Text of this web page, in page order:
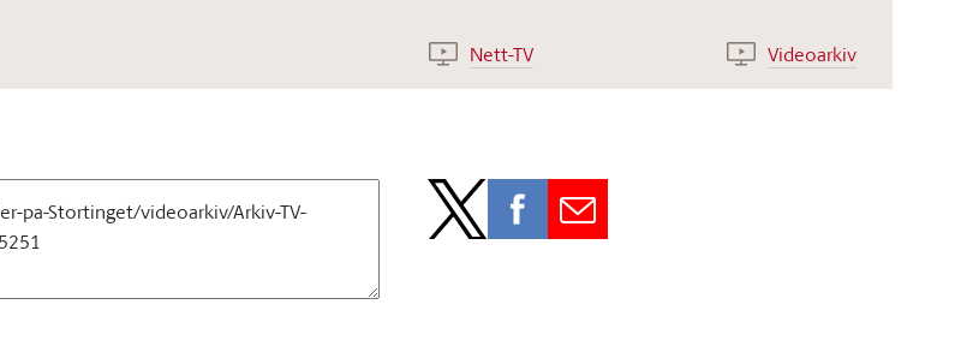
Nett-TV Videoarkiv